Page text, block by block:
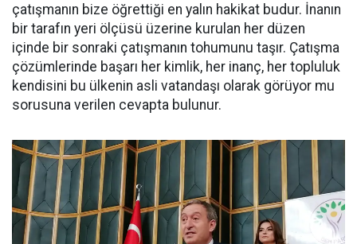
çatışmanın bize öğrettiği en yalın hakikat budur. İnanın
bir tarafın yeri ölçüsü üzerine kurulan her düzen
içinde bir sonraki çatışmanın tohumunu taşır. Çatışma
çözümlerinde başarı her kimlik, her inanç, her topluluk
kendisini bu ülkenin asli vatandaşı olarak görüyor mu
sorusuna verilen cevapta bulunur.